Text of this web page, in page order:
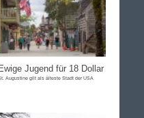
Ewige Jugend für 18 Dollar
Augustine gilt als älteste Stadt der USA